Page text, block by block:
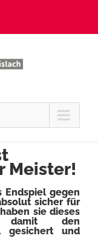
Meister!
Endspiel gegen
sicher für
sie dieses
damit den
gesichert und